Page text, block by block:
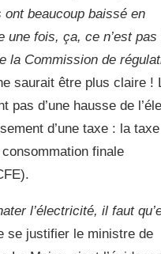
beaucoup baissé en
une fois, ça, ce n’est pas
la Commission de
saurait être plus claire !
pas d’une hausse de
d’une taxe : la taxe
finale
l’électricité, il faut
se justifier le ministre de